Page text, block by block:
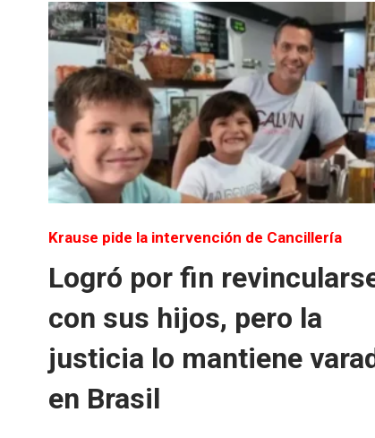
Krause pide la intervención de Cancillería
Logró por fin
con sus hijos, pero la
justicia lo mantiene
en Brasil